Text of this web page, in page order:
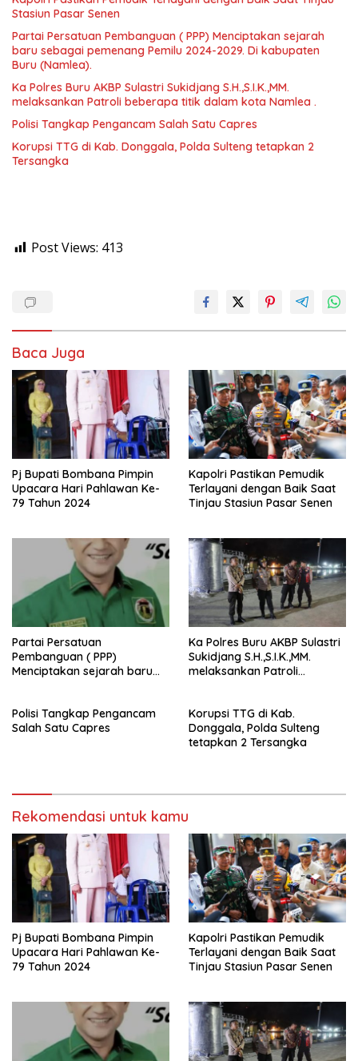
Stasiun Pasar Senen
Partai Persatuan Pembanguan ( PPP) Menciptakan sejarah
baru sebagai pemenang Pemilu 2024-2029. Di kabupaten
Buru (Namlea).
Ka Polres Buru AKBP Sulastri Sukidjang S.H.,S.I.K.,MM.
melaksankan Patroli beberapa titik dalam kota Namlea .
Polisi Tangkap Pengancam Salah Satu Capres
Korupsi TTG di Kab. Donggala, Polda Sulteng tetapkan 2
Tersangka
Post Views: 413
Baca Juga
Pj Bupati Bombana Pimpin
Upacara Hari Pahlawan Ke-
79 Tahun 2024
Kapolri Pastikan Pemudik
Terlayani dengan Baik Saat
Tinjau Stasiun Pasar Senen
Partai Persatuan
Pembanguan ( PPP)
Menciptakan sejarah baru
Buru (Namlea).
Ka Polres Buru AKBP Sulastri
Sukidjang S.H.,S.I.K.,MM.
melaksankan Patroli
Polisi Tangkap Pengancam
Salah Satu Capres
Korupsi TTG di Kab.
Donggala, Polda Sulteng
tetapkan 2 Tersangka
Rekomendasi untuk kamu
Pj Bupati Bombana Pimpin
Upacara Hari Pahlawan Ke-
79 Tahun 2024
Kapolri Pastikan Pemudik
Terlayani dengan Baik Saat
Tinjau Stasiun Pasar Senen